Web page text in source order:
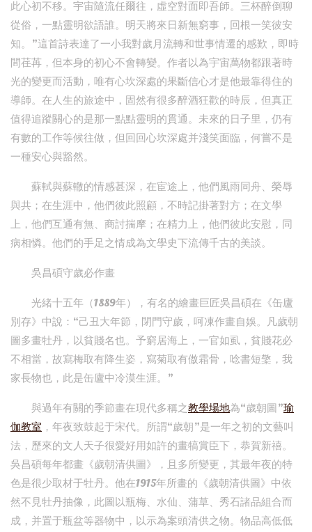
此心初不移。宇宙隨流任爾往，虛空對面即吾師。三杯醉倒聊
從俗，一點靈明欲語誰。明天將來日新無窮事，回根一笑彼安
知。”這首詩表達了一小我對歲月流轉和世事情遷的感歎，即時
間荏苒，但本身的初心不會轉變。作者以為宇宙萬物都跟著時
光的變更而活動，唯有心坎深處的果斷信心才是他最靠得住的
導師。在人生的旅途中，固然有很多醉酒狂歡的時辰，但真正
值得追蹤關心的是那一點點靈明的貫通。未來的日子里，仍有
有數的工作等候往做，但回回心坎深處并淺笑面臨，何嘗不是
一種安心與豁然。
蘇軾與蘇轍的情感甚深，在宦途上，他們風雨同舟、榮辱
與共；在生涯中，他們彼此照顧，不時記掛著對方；在文學
上，他們互通有無、商討揣摩；在精力上，他們彼此安慰，同
病相憐。他們的手足之情成為文學史下流傳千古的美談。
吳昌碩守歲必作畫
光緒十五年（1889年），有名的繪畫巨匠吳昌碩在《缶廬
別存》中說：“己丑大年節，閉門守歲，呵凍作畫自娛。凡歲朝
圖多畫牡丹，以貧賤名也。予窮居海上，一官如虱，貧賤花必
不相當，故寫梅取有降生姿，寫菊取有傲霜骨，唸書短檠，我
家長物也，此是缶廬中冷漠生涯。”
與過年有關的季節畫在現代多稱之教學場地為“歲朝圖”瑜
伽教室 ，年夜致鼓起于宋代。所謂“歲朝”是一年之初的文藝叫
法，歷來的文人天子很愛好用如許的畫犒賞臣下，恭賀新禧。
吳昌碩每年都畫《歲朝清供圖》，且多所變更，其最年夜的特
色是很少取材于牡丹。他在1915年所畫的《歲朝清供圖》中依
然不見牡丹抽像，此圖以瓶梅、水仙、蒲草、秀石諸品組合而
成，并置于瓶盆等器物中，以示為案頭清供之物。物品高低低